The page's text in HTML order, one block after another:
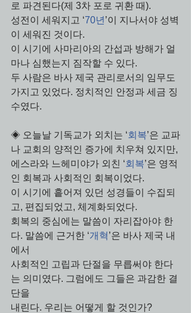
로 파견된다(제 3차 포로 귀환 때).
성전이 세워지고 ‘70년 ’이 지나서야 성벽
이 세워진 것이다.
이 시기에 사마리아의 간섭과 방해가 얼
마나 심했는지 짐작할 수 있다.
두 사람은 바사 제국 관리로서의 임무도
가지고 있었다. 정치적인 안정과 세금 징
수였다.
◈ 오늘날 기독교가 외치는 ‘회복’은 교파
나 교회의 양적인 증가에 치우쳐 있지만,
에스라와 느헤미야가 외친 ‘회복’은 영적
인 회복과 사회적인 회복이었다.
이 시기에 흩어져 있던 성경들이 수집되
고, 편집되었고, 체계화되었다.
회복의 중심에는 말씀이 자리잡아야 한
다. 말씀에 근거한 ‘개혁’은 바사 제국 내
에서
사회적인 고립과 단절을 무릅써야 한다
는 의미였다. 그럼에도 그들은 과감한 결
단을
내린다. 우리는 어떻게 할 것인가?